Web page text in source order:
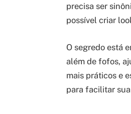
precisa ser
possível criar
O segredo está
além de fofos,
mais práticos e
para facilitar